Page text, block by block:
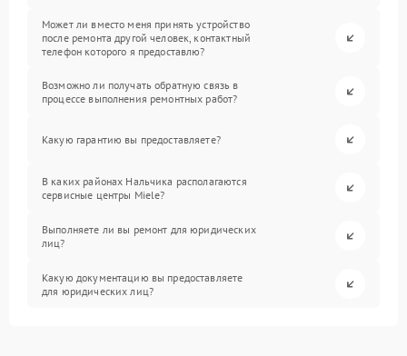
Может ли вместо меня принять устройство
после ремонта другой человек, контактный
телефон которого я предоставлю?
Возможно ли получать обратную связь в
процессе выполнения ремонтных работ?
Какую гарантию вы предоставляете?
В каких районах Нальчика располагаются
сервисные центры Miele?
Выполняете ли вы ремонт для юридических
лиц?
Какую документацию вы предоставляете
для юридических лиц?